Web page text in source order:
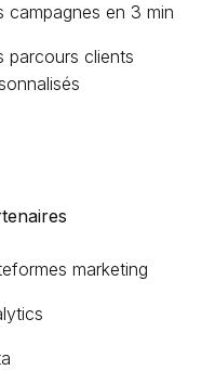
campagnes en 3 min
parcours clients
marketing